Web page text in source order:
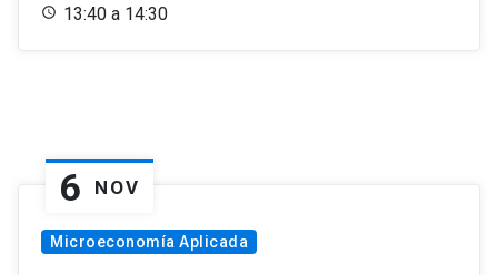
13:40 a 14:30
6 NOV
Microeconomía Aplicada